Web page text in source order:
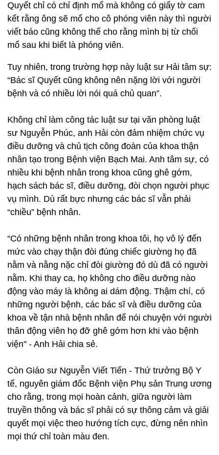
Quyết chỉ có chỉ định mổ mà không có giấy tờ cam
kết rằng ông sẽ mổ cho cô phóng viên này thì người
viết báo cũng không thể cho rằng mình bị từ chối
mổ sau khi biết là phóng viên.
Tuy nhiên, trong trường hợp này luật sư Hải tâm sự:
“Bác sĩ Quyết cũng không nên nặng lời với người
bệnh và có nhiều lời nói quá chủ quan”.
Không chỉ làm công tác luật sư tại văn phòng luật
sư Nguyễn Phúc, anh Hải còn đảm nhiệm chức vụ
điều dưỡng và chủ tịch công đoàn của khoa thận
nhân tạo trong Bệnh viện Bạch Mai. Anh tâm sự, có
nhiều khi bệnh nhân trong khoa cũng ghê gớm,
hạch sách bác sĩ, điều dưỡng, đòi chọn người phục
vụ mình. Dù rất bực nhưng các bác sĩ vẫn phải
“chiều” bệnh nhân.
“Có những bệnh nhân trong khoa tôi, họ vô lý đến
mức vào chạy thận đòi đúng chiếc giường họ đã
nằm và nằng nặc chỉ đòi giường đó dù đã có người
nằm. Khi thay ca, họ không cho điều dưỡng nào
động vào máy là không ai dám động. Thậm chí, có
những người bệnh, các bác sĩ và điều dưỡng của
khoa về tận nhà bệnh nhân để nói chuyện với người
thân động viên họ đỡ ghê gớm hơn khi vào bệnh
viện" - Anh Hải chia sẻ.
Còn Giáo sư Nguyễn Viết Tiến - Thứ trưởng Bộ Y
tế, nguyên giám đốc Bệnh viện Phụ sản Trung ương
cho rằng, trong mọi hoàn cảnh, giữa người làm
truyền thông và bác sĩ phải có sự thông cảm và giải
quyết mọi việc theo hướng tích cực, đừng nên nhìn
mọi thứ chỉ toàn màu đen.